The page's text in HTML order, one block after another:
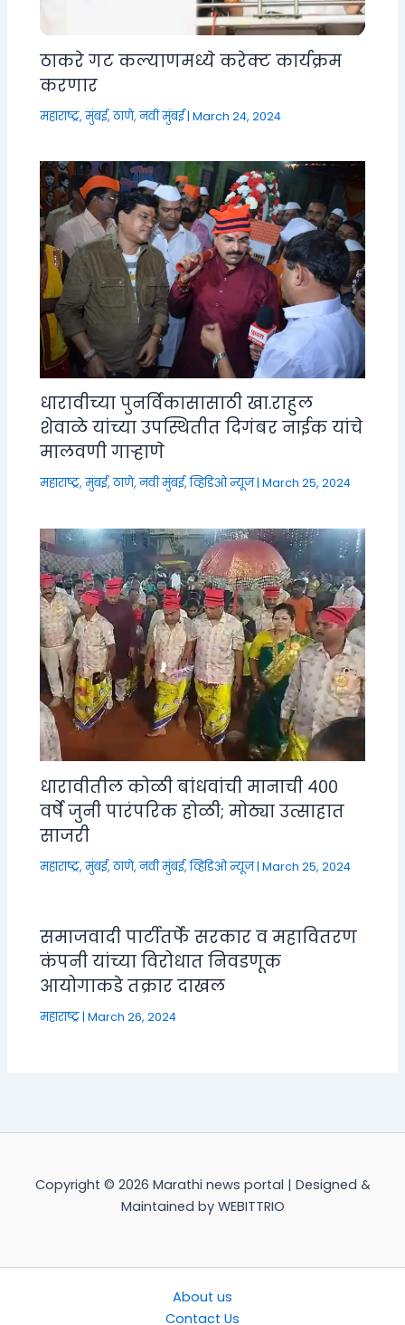
ठाकरे गट कल्याणमध्ये करेक्ट कार्यक्रम
करणार
महाराष्ट्र,मुंबई, ठाणे, नवी मुंबई|March 24, 2024
धारावीच्या पुनर्विकासासाठी खा.राहुल
शेवाळे यांच्या उपस्थितीत दिगंबर नाईक यांचे
मालवणी गाऱ्हाणे
महाराष्ट्र,मुंबई, ठाणे, नवी मुंबई,व्हिडिओ न्यूज|March 25, 2024
धारावीतील कोळी बांधवांची मानाची ४००
वर्षे जुनी पारंपरिक होळी; मोठ्या उत्साहात
साजरी
महाराष्ट्र,मुंबई, ठाणे, नवी मुंबई,व्हिडिओ न्यूज|March 25, 2024
समाजवादी पार्टीतर्फे सरकार व महावितरण
कंपनी यांच्या विरोधात निवडणूक
आयोगाकडे तक्रार दाखल
महाराष्ट्र|March 26, 2024
Copyright © 2026 Marathi news portal | Designed &
Maintained by WEBITTRIO
About us
Contact Us